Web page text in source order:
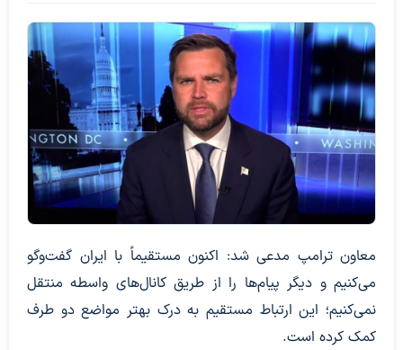
معاون ترامپ مدعی شد: اکنون مستقیماً با ایران گفت‌وگو
می‌کنیم و دیگر پیام‌ها را از طریق کانال‌های واسطه منتقل
نمی‌کنیم؛ این ارتباط مستقیم به درک بهتر مواضع دو طرف
کمک کرده است.